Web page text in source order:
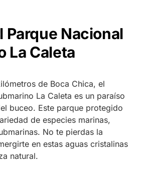
Parque Nacional
La Caleta
de Boca Chica, el
La Caleta es un paraíso
buceo. Este parque protegido
de especies marinas,
No te pierdas la
en estas aguas cristalinas
natural.